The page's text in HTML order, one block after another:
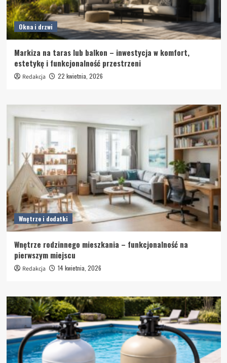
Okna i drzwi
Markiza na taras lub balkon – inwestycja w komfort,
estetykę i funkcjonalność przestrzeni
Redakcja 22 kwietnia, 2026
Wnętrze i dodatki
Wnętrze rodzinnego mieszkania – funkcjonalność na
pierwszym miejscu
Redakcja 14 kwietnia, 2026